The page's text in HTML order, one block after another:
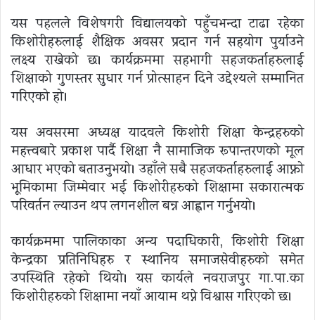
यस पहलले विशेषगरी विद्यालयको पहुँचभन्दा टाढा रहेका
किशोरीहरुलाई शैक्षिक अवसर प्रदान गर्न सहयोग पुर्याउने
लक्ष्य राखेको छ। कार्यक्रममा सहभागी सहजकर्ताहरुलाई
शिक्षाको गुणस्तर सुधार गर्न प्रोत्साहन दिने उद्देश्यले सम्मानित
गरिएको हो।
यस अवसरमा अध्यक्ष यादवले किशोरी शिक्षा केन्द्रहरुको
महत्त्वबारे प्रकाश पार्दै शिक्षा नै सामाजिक रूपान्तरणको मूल
आधार भएको बताउनुभयो। उहाँले सबै सहजकर्ताहरुलाई आफ्नो
भूमिकामा जिम्मेवार भई किशोरीहरुको शिक्षामा सकारात्मक
परिवर्तन ल्याउन थप लगनशील बन्न आह्वान गर्नुभयो।
कार्यक्रममा पालिकाका अन्य पदाधिकारी, किशोरी शिक्षा
केन्द्रका प्रतिनिधिहरु र स्थानिय समाजसेवीहरुको समेत
उपस्थिति रहेको थियो। यस कार्यले नवराजपुर गा.पा.का
किशोरीहरुको शिक्षामा नयाँ आयाम थप्ने विश्वास गरिएको छ।